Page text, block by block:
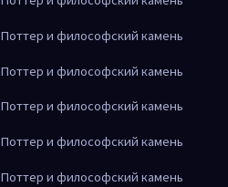
и философский камень
и философский камень
и философский камень
и философский камень
и философский камень